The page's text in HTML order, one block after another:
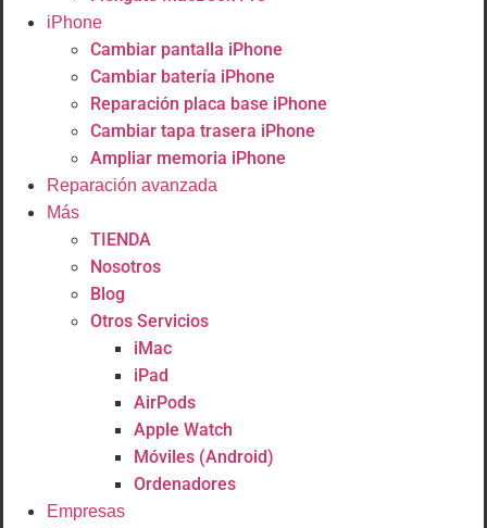
iPhone
Cambiar pantalla iPhone
Cambiar batería iPhone
Reparación placa base iPhone
Cambiar tapa trasera iPhone
Ampliar memoria iPhone
Reparación avanzada
Más
TIENDA
Nosotros
Blog
Otros Servicios
iMac
iPad
AirPods
Apple Watch
Móviles (Android)
Ordenadores
Empresas